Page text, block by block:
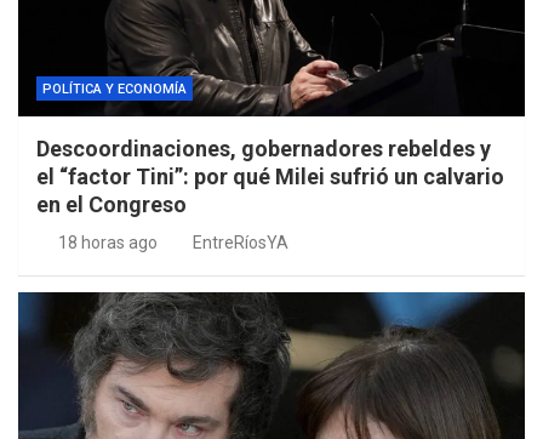
POLÍTICA Y ECONOMÍA
Descoordinaciones, gobernadores rebeldes y
el “factor Tini”: por qué Milei sufrió un calvario
en el Congreso
18 horas ago EntreRíosYA